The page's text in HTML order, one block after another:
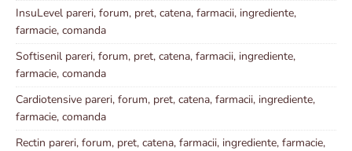
InsuLevel pareri, forum, pret, catena, farmacii, ingrediente,
farmacie, comanda
Softisenil pareri, forum, pret, catena, farmacii, ingrediente,
farmacie, comanda
Cardiotensive pareri, forum, pret, catena, farmacii, ingrediente,
farmacie, comanda
Rectin pareri, forum, pret, catena, farmacii, ingrediente, farmacie,